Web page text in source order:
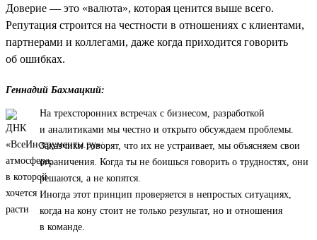
Доверие — это «валюта», которая ценится выше всего.
Репутация строится на честности в отношениях с клиентами,
партнерами и коллегами, даже когда приходится говорить
об ошибках.
Геннадий Бахмацкий:
На трехсторонних встречах с бизнесом, разработкой
и аналитиками мы честно и открыто обсуждаем проблемы.
Заказчики говорят, что их не устраивает, мы объясняем свои
ограничения. Когда ты не боишься говорить о трудностях, они
решаются, а не копятся.
Иногда этот принцип проверяется в непростых ситуациях,
когда на кону стоит не только результат, но и отношения
в команде.